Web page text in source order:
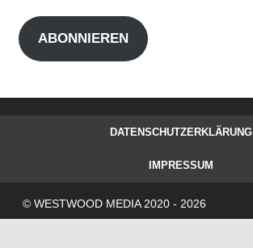
Adresse
ABONNIEREN
DATENSCHUTZERKLÄRUNG
IMPRESSUM
© WESTWOOD MEDIA 2020 - 2026